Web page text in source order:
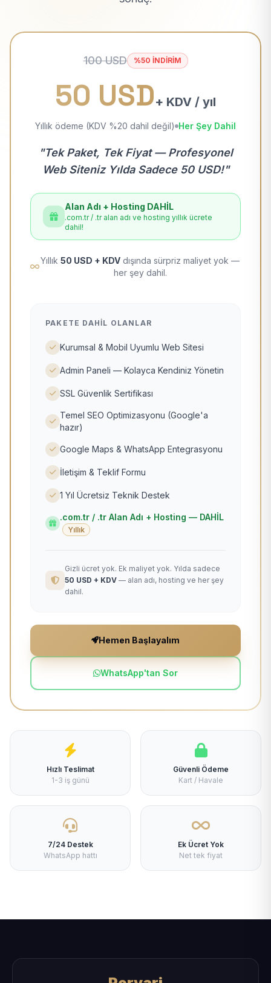
100 USD %50 İNDİRİM
50 USD+ KDV / yıl
Yıllık ödeme (KDV %20 dahil değil) Her Şey Dahil
"Tek Paket, Tek Fiyat — Profesyonel
Web Siteniz Yılda Sadece 50 USD!"
Alan Adı + Hosting DAHİL
.com.tr / .tr alan adı ve hosting yıllık ücrete
dahil!
Yıllık 50 USD + KDV dışında sürpriz maliyet yok —
her şey dahil.
PAKETE DAHIL OLANLAR
Kurumsal & Mobil Uyumlu Web Sitesi
Admin Paneli — Kolayca Kendiniz Yönetin
SSL Güvenlik Sertifikası
Temel SEO Optimizasyonu (Google'a
hazır)
Google Maps & WhatsApp Entegrasyonu
İletişim & Teklif Formu
1 Yıl Ücretsiz Teknik Destek
.com.tr / .tr Alan Adı + Hosting — DAHİL
Yıllık
Gizli ücret yok. Ek maliyet yok. Yılda sadece
50 USD + KDV — alan adı, hosting ve her şey
dahil.
Hemen Başlayalım
WhatsApp'tan Sor
Hızlı Teslimat
1-3 iş günü
Güvenli Ödeme
Kart / Havale
7/24 Destek
WhatsApp hattı
Ek Ücret Yok
Net tek fiyat